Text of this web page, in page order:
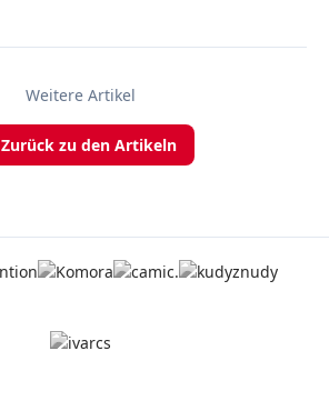
Weitere Artikel
Zurück zu den Artikeln